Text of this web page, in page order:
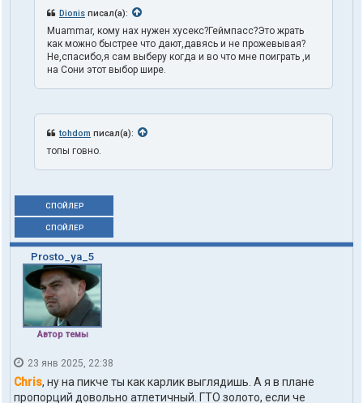
Dionis писал(а):
Muammar, кому нах нужен хусекс?Геймпасс?Это жрать
как можно быстрее что дают,давясь и не прожевывая?
Не,спасибо,я сам выберу когда и во что мне поиграть ,и
на Сони этот выбор шире.
tohdom писал(а):
топы говно.
СПОЙЛЕР
СПОЙЛЕР
Prosto_ya_5
Автор темы
23 янв 2025, 22:38
Chris, ну на пикче ты как карлик выглядишь. А я в плане
пропорций довольно атлетичный. ГТО золото, если че